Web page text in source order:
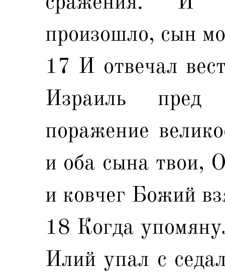
произошло, сын
17 И отвечал
Израиль пред
поражение
и оба сына твои,
и ковчег Божий
18 Когда
Илий упал с